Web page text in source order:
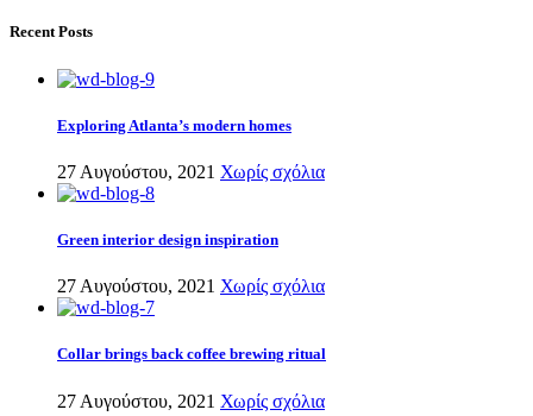
Recent Posts
Exploring Atlanta’s modern homes
27 Αυγούστου, 2021 Χωρίς σχόλια
Green interior design inspiration
27 Αυγούστου, 2021 Χωρίς σχόλια
Collar brings back coffee brewing ritual
27 Αυγούστου, 2021 Χωρίς σχόλια